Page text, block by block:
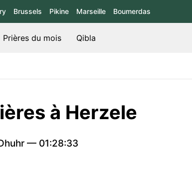
Brussels Pikine Marseille Boumerdas
Prières du mois Qibla
à Herzele
— 01:28:33